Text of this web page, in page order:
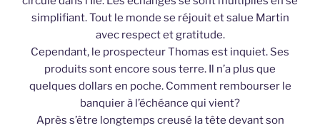
simplifiant. Tout le monde se réjouit et salue Martin
avec respect et gratitude.
Cependant, le prospecteur Thomas est inquiet. Ses
produits sont encore sous terre. Il n’a plus que
quelques dollars en poche. Comment rembourser le
banquier à l’échéance qui vient?
Après s’être longtemps creusé la tête devant son